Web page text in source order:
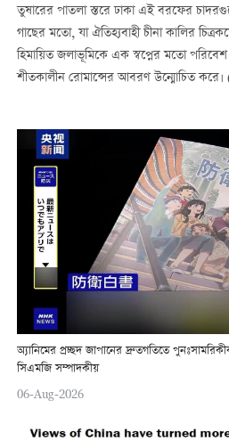
তুষারের পাতলা স্তরে ঢাকা এই বরফের
গাছের মতো, যা ঐতিহ্যবাহী চীনা কালির
হিমায়িত জলাভূমিকে এক স্বপ্নের মতো
শীতকালীন রোমান্সের আবরণ উন্মোচিত করে।
অ্যানিমের প্রচ্ছদ জাপানের দ্রুতগতিতে
সিএমজি সম্পাদকীয়
06-Aug-2026